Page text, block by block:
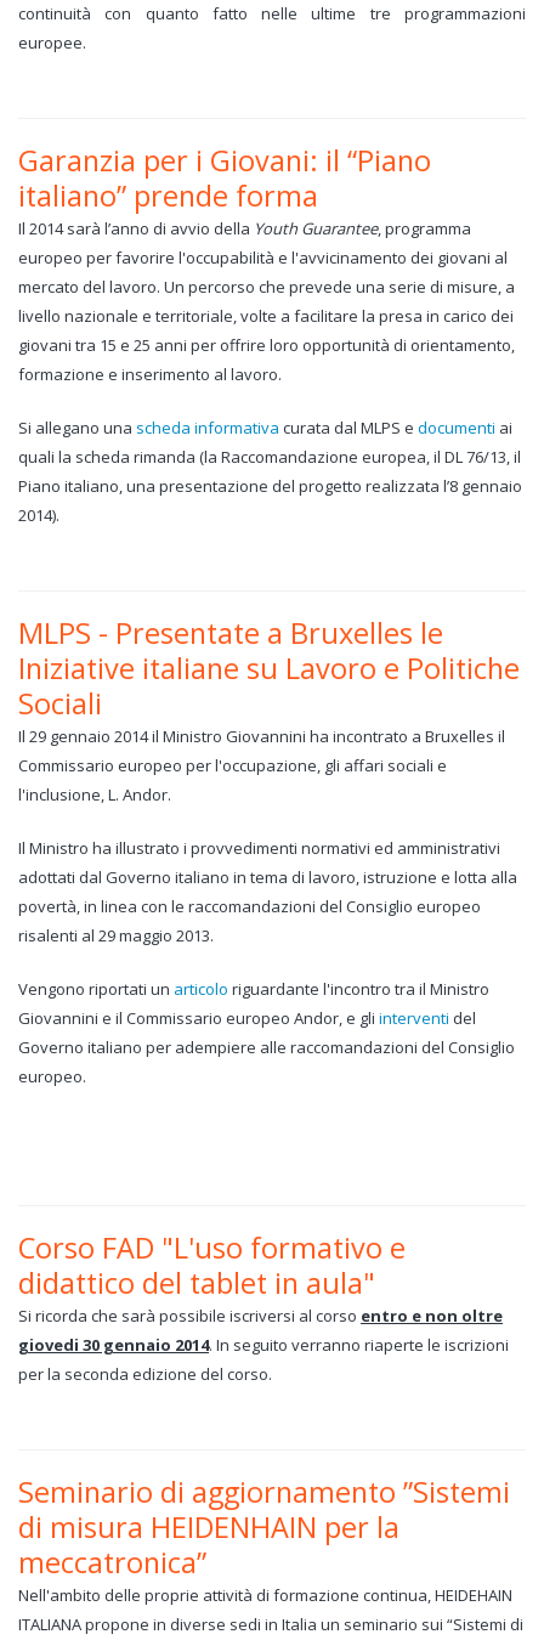
continuità con quanto fatto nelle ultime tre programmazioni
europee.
Garanzia per i Giovani: il “Piano
italiano” prende forma
Il 2014 sarà l’anno di avvio della Youth Guarantee, programma
europeo per favorire l'occupabilità e l'avvicinamento dei giovani al
mercato del lavoro. Un percorso che prevede una serie di misure, a
livello nazionale e territoriale, volte a facilitare la presa in carico dei
giovani tra 15 e 25 anni per offrire loro opportunità di orientamento,
formazione e inserimento al lavoro.
Si allegano una scheda informativa curata dal MLPS e documenti ai
quali la scheda rimanda (la Raccomandazione europea, il DL 76/13, il
Piano italiano, una presentazione del progetto realizzata l’8 gennaio
2014).
MLPS - Presentate a Bruxelles le
Iniziative italiane su Lavoro e Politiche
Sociali
Il 29 gennaio 2014 il Ministro Giovannini ha incontrato a Bruxelles il
Commissario europeo per l'occupazione, gli affari sociali e
l'inclusione, L. Andor.
Il Ministro ha illustrato i provvedimenti normativi ed amministrativi
adottati dal Governo italiano in tema di lavoro, istruzione e lotta alla
povertà, in linea con le raccomandazioni del Consiglio europeo
risalenti al 29 maggio 2013.
Vengono riportati un articolo riguardante l'incontro tra il Ministro
Giovannini e il Commissario europeo Andor, e gli interventi del
Governo italiano per adempiere alle raccomandazioni del Consiglio
europeo.
Corso FAD "L'uso formativo e
didattico del tablet in aula"
Si ricorda che sarà possibile iscriversi al corso entro e non oltre
giovedi 30 gennaio 2014. In seguito verranno riaperte le iscrizioni
per la seconda edizione del corso.
Seminario di aggiornamento ”Sistemi
di misura HEIDENHAIN per la
meccatronica”
Nell'ambito delle proprie attività di formazione continua, HEIDEHAIN
ITALIANA propone in diverse sedi in Italia un seminario sui “Sistemi di